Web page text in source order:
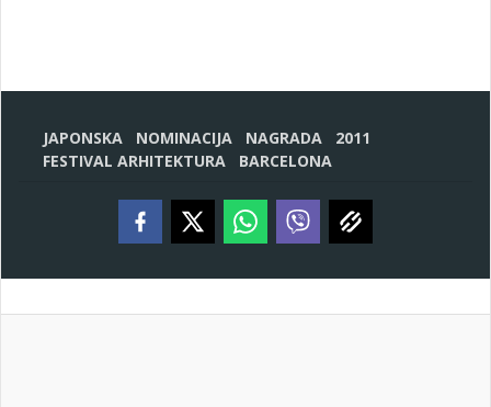
JAPONSKA NOMINACIJA NAGRADA
2011
FESTIVAL ARHITEKTURA
BARCELONA